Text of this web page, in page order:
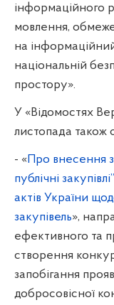
інформаційного
мовлення,
на
національній
простору».
У «Відомостях
листопада також
- «Про внесення
публічні
актів України
закупівель»,
ефективного та
створення
запобігання
добросовісної